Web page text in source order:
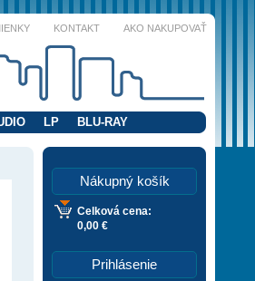
KONTAKT AKO NAKUPOVAŤ
LP BLU-RAY
Nákupný košík
Celková cena:
0,00 €
Prihlásenie